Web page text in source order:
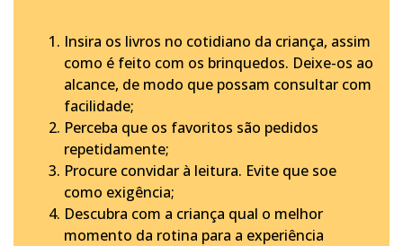
Insira os livros no cotidiano da criança, assim
como é feito com os brinquedos. Deixe-os ao
alcance, de modo que possam consultar com
facilidade;
Perceba que os favoritos são pedidos
repetidamente;
Procure convidar à leitura. Evite que soe
como exigência;
Descubra com a criança qual o melhor
momento da rotina para a experiência